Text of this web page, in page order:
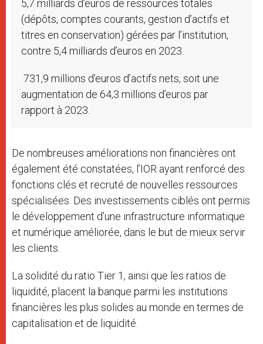
5,7 milliards d’euros de ressources totales
(dépôts, comptes courants, gestion d’actifs et
titres en conservation) gérées par l’institution,
contre 5,4 milliards d’euros en 2023.
731,9 millions d’euros d’actifs nets, soit une
augmentation de 64,3 millions d’euros par
rapport à 2023.
De nombreuses améliorations non financières ont
également été constatées, l’IOR ayant renforcé des
fonctions clés et recruté de nouvelles ressources
spécialisées. Des investissements ciblés ont permis
le développement d’une infrastructure informatique
et numérique améliorée, dans le but de mieux servir
les clients.
La solidité du ratio Tier 1, ainsi que les ratios de
liquidité, placent la banque parmi les institutions
financières les plus solides au monde en termes de
capitalisation et de liquidité.